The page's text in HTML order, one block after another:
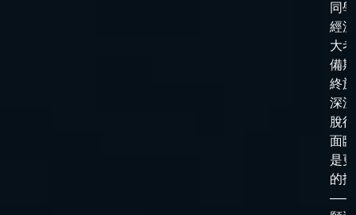
同
經
大
備
終
深
脫
面
是
的
——